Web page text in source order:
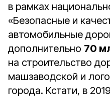
в рамках
«Безопасные и
автомобильные
дополнительно 70
на строительство
машзаводской и
города. Кстати, в